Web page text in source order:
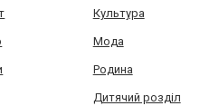
Культура
Мода
Родина
Дитячий розділ